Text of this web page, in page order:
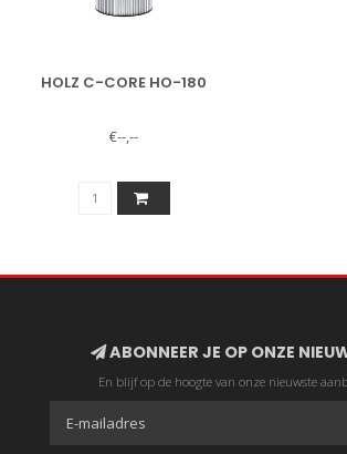
HOLZ C-CORE HO-180
€--,--
ABONNEER JE OP ONZE
En blijf op de hoogte van onze nieuwste